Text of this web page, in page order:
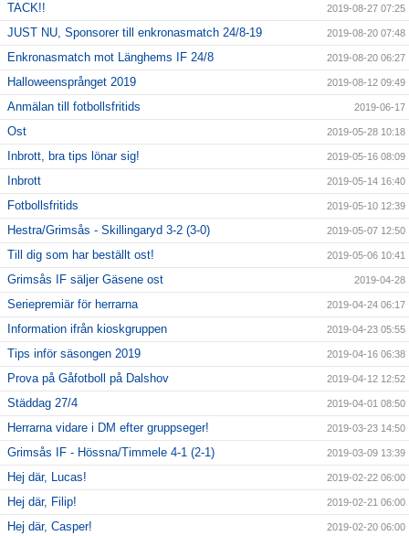
TACK!! 2019-08-27 07:25
JUST NU, Sponsorer till enkronasmatch 24/8-19 2019-08-20 07:48
Enkronasmatch mot Länghems IF 24/8 2019-08-20 06:27
Halloweensprånget 2019 2019-08-12 09:49
Anmälan till fotbollsfritids 2019-06-17
Ost 2019-05-28 10:18
Inbrott, bra tips lönar sig! 2019-05-16 08:09
Inbrott 2019-05-14 16:40
Fotbollsfritids 2019-05-10 12:39
Hestra/Grimsås - Skillingaryd 3-2 (3-0) 2019-05-07 12:50
Till dig som har beställt ost! 2019-05-06 10:41
Grimsås IF säljer Gäsene ost 2019-04-28
Seriepremiär för herrarna 2019-04-24 06:17
Information ifrån kioskgruppen 2019-04-23 05:55
Tips inför säsongen 2019 2019-04-16 06:38
Prova på Gåfotboll på Dalshov 2019-04-12 12:52
Städdag 27/4 2019-04-01 08:50
Herrarna vidare i DM efter gruppseger! 2019-03-23 14:50
Grimsås IF - Hössna/Timmele 4-1 (2-1) 2019-03-09 13:39
Hej där, Lucas! 2019-02-22 06:00
Hej där, Filip! 2019-02-21 06:00
Hej där, Casper! 2019-02-20 06:00